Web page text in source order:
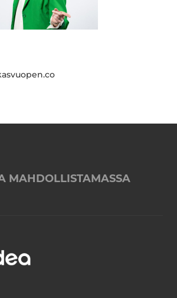
MAHDOLLISTAMASSA